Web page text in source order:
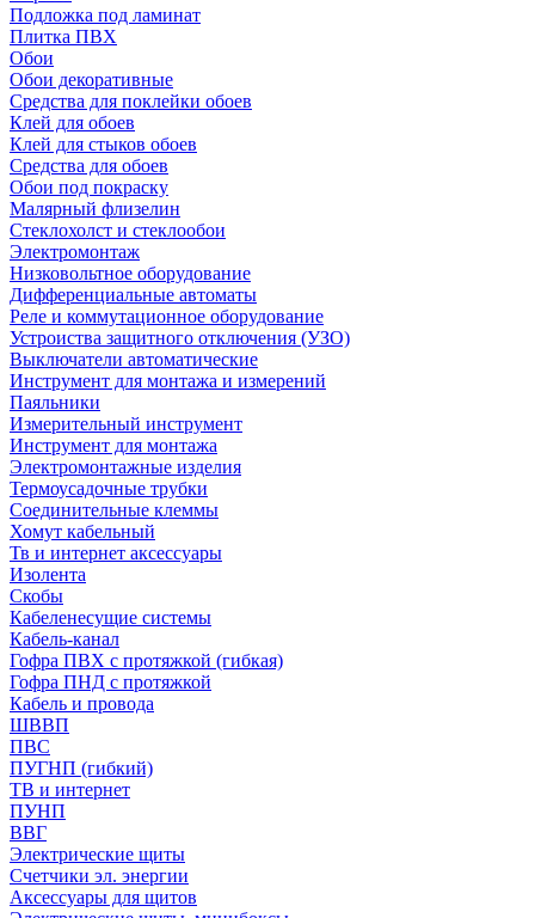
Подложка под ламинат
Плитка ПВХ
Обои
Обои декоративные
Средства для поклейки обоев
Клей для обоев
Клей для стыков обоев
Средства для обоев
Обои под покраску
Малярный флизелин
Стеклохолст и стеклообои
Электромонтаж
Низковольтное оборудование
Дифференциальные автоматы
Реле и коммутационное оборудование
Устроиства защитного отключения (УЗО)
Выключатели автоматические
Инструмент для монтажа и измерений
Паяльники
Измерительный инструмент
Инструмент для монтажа
Электромонтажные изделия
Термоусадочные трубки
Соединительные клеммы
Хомут кабельный
Тв и интернет аксессуары
Изолента
Скобы
Кабеленесущие системы
Кабель-канал
Гофра ПВХ с протяжкой (гибкая)
Гофра ПНД с протяжкой
Кабель и провода
ШВВП
ПВС
ПУГНП (гибкий)
ТВ и интернет
ПУНП
ВВГ
Электрические щиты
Счетчики эл. энергии
Аксессуары для щитов